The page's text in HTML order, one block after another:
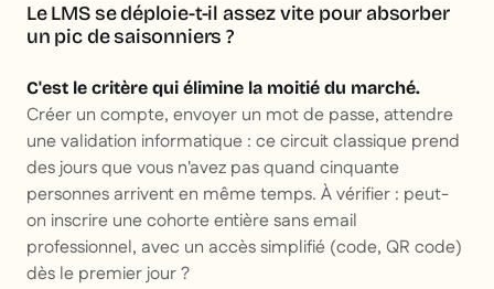
Le LMS se déploie-t-il assez vite pour absorber
un pic de saisonniers ?
C'est le critère qui élimine la moitié du marché.
Créer un compte, envoyer un mot de passe, attendre
une validation informatique : ce circuit classique prend
des jours que vous n'avez pas quand cinquante
personnes arrivent en même temps. À vérifier : peut-
on inscrire une cohorte entière sans email
professionnel, avec un accès simplifié (code, QR code)
dès le premier jour ?